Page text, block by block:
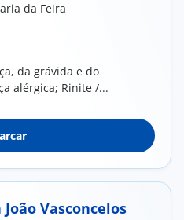
da Feira
da grávida e do
alérgica; Rinite /...
Vasconcelos